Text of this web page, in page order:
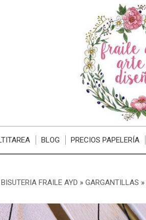
BLOG PRECIOS PAPELERÍA
BISUTERIA FRAILE AYD » GARGANTILLAS »